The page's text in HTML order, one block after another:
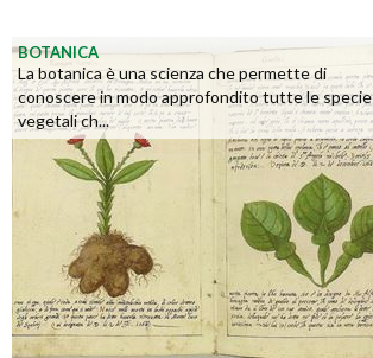
BOTANICA
La botanica è una scienza che permette di
conoscere in modo approfondito tutte le specie
vegetali ch...